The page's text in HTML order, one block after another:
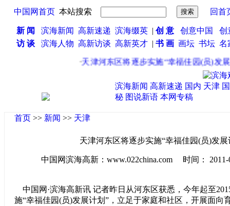
中国网首页 本站搜索 回首
新 闻 滨海新闻 高新速递 滨海缀英| 创 意 创意中国
创
访 谈
滨海人物 高新访谈 高新英才 | 书 画 画坛 书坛 名
天津河东区将逐步实施“幸福佳园(员)发展
滨海新闻 高新速递 国内 天津
秘 图说新语 本网专稿
首页 >> 新闻 >> 天津
天津河东区将逐步实施“幸福佳园(员)发展
中国网滨海高新：www.022china.com 时间： 2011-
中国网·滨海高新讯 记者昨日从河东区获悉，今年起至
施“幸福佳园(员)发展计划”，立足于家庭和社区，开展面向